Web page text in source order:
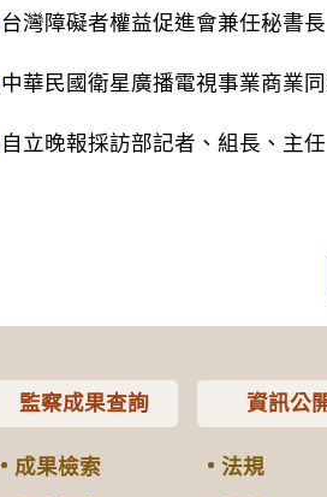
台灣障礙者權益促進會兼任秘書長
中華民國衛星廣播電視事業商業
自立晚報採訪部記者、組長、主任
監察成果查詢
成果檢索
資訊公
法規